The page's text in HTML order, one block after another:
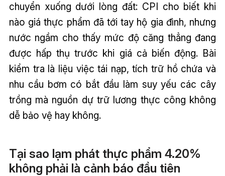
chuyển xuống dưới lòng đất: CPI cho biết khi
nào giá thực phẩm đã tới tay hộ gia đình, nhưng
nước ngầm cho thấy mức độ căng thẳng đang
được hấp thụ trước khi giá cả biến động. Bài
kiểm tra là liệu việc tái nạp, tích trữ hồ chứa và
nhu cầu bơm có bắt đầu làm suy yếu các cây
trồng mà nguồn dự trữ lương thực công không
dễ bảo vệ hay không.
Tại sao lạm phát thực phẩm 4.20%
không phải là cảnh báo đầu tiên